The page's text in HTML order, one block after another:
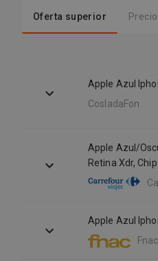
Oferta superior
Apple Azul
CosladaFon
Apple Azul/
Retina Xdr,
Apple Azul